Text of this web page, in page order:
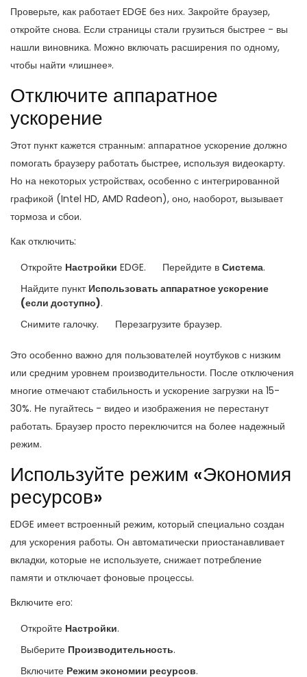
Проверьте, как работает EDGE без них. Закройте браузер,
откройте снова. Если страницы стали грузиться быстрее - вы
нашли виновника. Можно включать расширения по одному,
чтобы найти «лишнее».
Отключите аппаратное
ускорение
Этот пункт кажется странным: аппаратное ускорение должно
помогать браузеру работать быстрее, используя видеокарту.
Но на некоторых устройствах, особенно с интегрированной
графикой (Intel HD, AMD Radeon), оно, наоборот, вызывает
тормоза и сбои.
Как отключить:
Откройте Настройки EDGE. Перейдите в Система.
Найдите пункт Использовать аппаратное ускорение
(если доступно).
Снимите галочку.
Перезагрузите браузер.
Это особенно важно для пользователей ноутбуков с низким
или средним уровнем производительности. После отключения
многие отмечают стабильность и ускорение загрузки на 15-
30%. Не пугайтесь - видео и изображения не перестанут
работать. Браузер просто переключится на более надежный
режим.
Используйте режим «Экономия
ресурсов»
EDGE имеет встроенный режим, который специально создан
для ускорения работы. Он автоматически приостанавливает
вкладки, которые не используете, снижает потребление
памяти и отключает фоновые процессы.
Включите его:
Откройте Настройки.
Выберите Производительность.
Включите Режим экономии ресурсов.